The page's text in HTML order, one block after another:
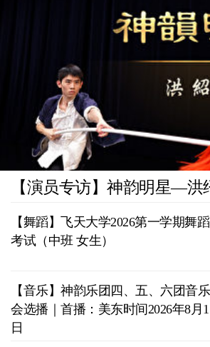
【演员专访】神韵明星—洪
【舞蹈】飞天大学2026第一学期舞蹈
考试（中班 女生）
【音乐】神韵乐团四、五、六团音乐
会选播｜首播：美东时间2026年8月1
日